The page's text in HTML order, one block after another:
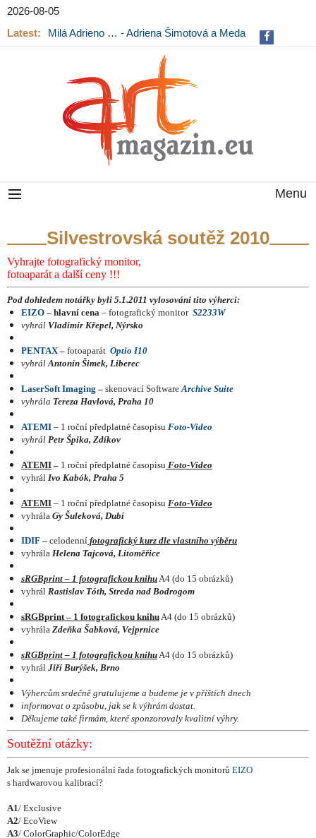
2026-08-05
Latest:
Milá Adrieno … - Adriena Šimotová a Meda
Menu
Silvestrovská soutěž 2010
Vyhrajte fotografický monitor,
fotoaparát a další ceny !!!
Pod dohledem notářky byli 5.1.2011 vylosováni tito výherci:
EIZO – hlavní cena – fotografický monitor S2233W
vyhrál Vladimír Křepel, Nýrsko
PENTAX– fotoaparát Optio I10
vyhrálAntonín Šimek, Liberec
LaserSoft Imaging – skenovací Software Archive Suite
vyhrála Tereza Havlová, Praha 10
ATEMI – 1 roční předplatné časopisu Foto-Video
vyhrál Petr Špika, Zdíkov
ATEMI – 1 roční předplatné časopisu Foto-Video
vyhrál Ivo Kabók, Praha 5
ATEMI – 1 roční předplatné časopisu Foto-Video
vyhrála Gy Šuleková, Dubí
IDIF – celodenní fotografický kurz dle vlastního výběru
vyhrála Helena Tajcová, Litoměřice
sRGBprint – 1 fotografickou knihuA4 (do 15 obrázků)
vyhrál Rastislav Tóth, Streda nad Bodrogom
sRGBprint – 1 fotografickou knihuA4 (do 15 obrázků)
vyhrála Zdeňka Šabková, Vejprnice
sRGBprint – 1 fotografickou knihuA4 (do 15 obrázků)
vyhrál Jiří Burýšek, Brno
Výhercům srdečně gratulujeme a budeme je v příštích dnech
informovat o způsobu, jak se k výhrám dostat.
Děkujeme také firmám, které sponzorovaly kvalitní výhry.
Soutěžní otázky:
Jak se jmenuje profesionální řada fotografických monitorů EIZO
s hardwarovou kalibrací?
A1/ Exclusive
A2/ EcoView
A3/ ColorGraphic/ColorEdge